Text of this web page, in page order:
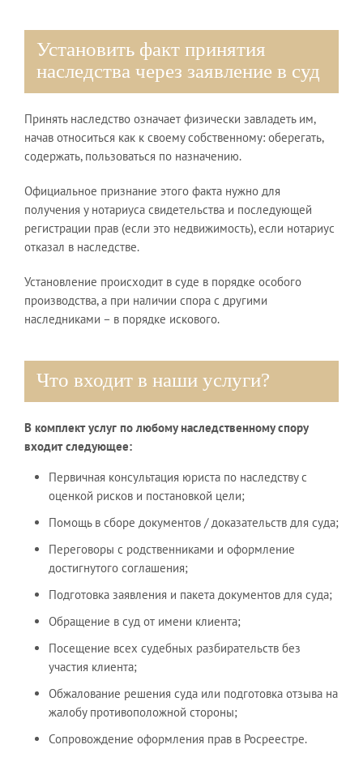
Установить факт принятия
наследства через заявление в суд
Принять наследство означает физически завладеть им,
начав относиться как к своему собственному: оберегать,
содержать, пользоваться по назначению.
Официальное признание этого факта нужно для
получения у нотариуса свидетельства и последующей
регистрации прав (если это недвижимость), если нотариус
отказал в наследстве.
Установление происходит в суде в порядке особого
производства, а при наличии спора с другими
наследниками – в порядке искового.
Что входит в наши услуги?
В комплект услуг по любому наследственному спору
входит следующее:
Первичная консультация юриста по наследству с
оценкой рисков и постановкой цели;
Помощь в сборе документов / доказательств для суда;
Переговоры с родственниками и оформление
достигнутого соглашения;
Подготовка заявления и пакета документов для суда;
Обращение в суд от имени клиента;
Посещение всех судебных разбирательств без
участия клиента;
Обжалование решения суда или подготовка отзыва на
жалобу противоположной стороны;
Сопровождение оформления прав в Росреестре.